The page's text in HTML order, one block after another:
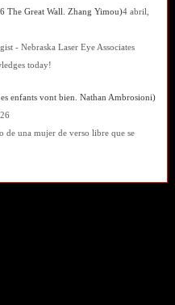
The Great Wall. Zhang Yimou)4 abril,
- Nebraska Laser Eye Associates
today!
enfants vont bien. Nathan Ambrosioni)
una mujer de verso libre que se